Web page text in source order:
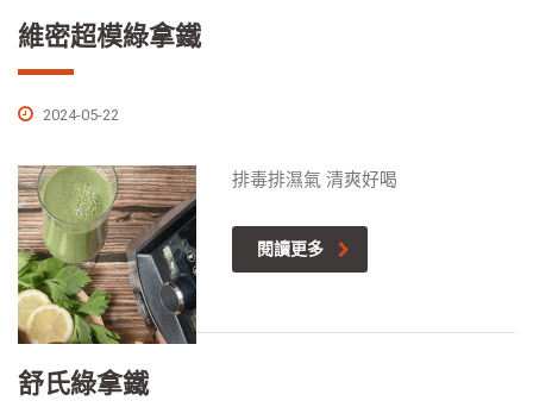
維密超模綠拿鐵
2024-05-22
排毒排濕氣 清爽好喝
閱讀更多
舒氏綠拿鐵